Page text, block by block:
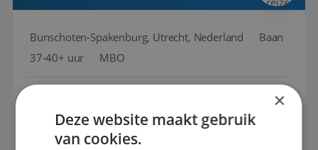
Bunschoten-Spakenburg, Utrecht, Nederland
Baan
37-40+ uur
MBO
achtergrond in toerisme ben je klaar voor de
volgende stap. Vanaf je stoel reis je de hele
×
Deze website maakt gebruik
van cookies.